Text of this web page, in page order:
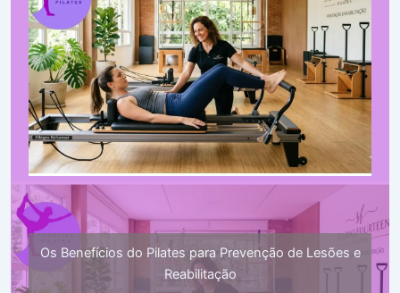
Os Benefícios do Pilates para Prevenção de Lesões e
Reabilitação